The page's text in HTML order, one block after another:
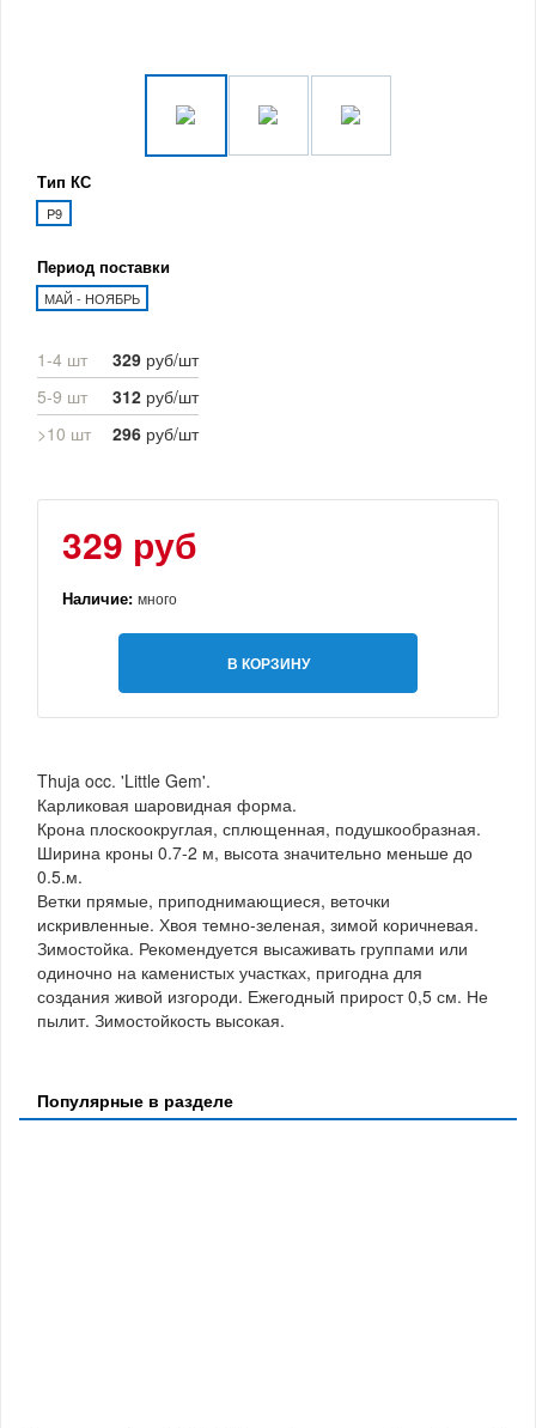
Тип КС
P9
Период поставки
МАЙ - НОЯБРЬ
1-4 шт 329 руб/шт
5-9 шт
312 руб/шт
>10 шт
296 руб/шт
329 руб
Наличие: много
В КОРЗИНУ
Thuja occ. 'Little Gem'.
Карликовая шаровидная форма.
Крона плоскоокруглая, сплющенная, подушкообразная.
Ширина кроны 0.7-2 м, высота значительно меньше до
0.5.м.
Ветки прямые, приподнимающиеся, веточки
искривленные. Хвоя темно-зеленая, зимой коричневая.
Зимостойка. Рекомендуется высаживать группами или
одиночно на каменистых участках, пригодна для
создания живой изгороди. Ежегодный прирост 0,5 см. Не
пылит. Зимостойкость высокая.
Популярные в разделе